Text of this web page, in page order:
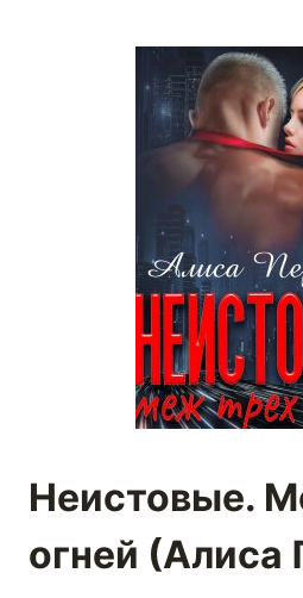
Неистовые.
огней (Алиса